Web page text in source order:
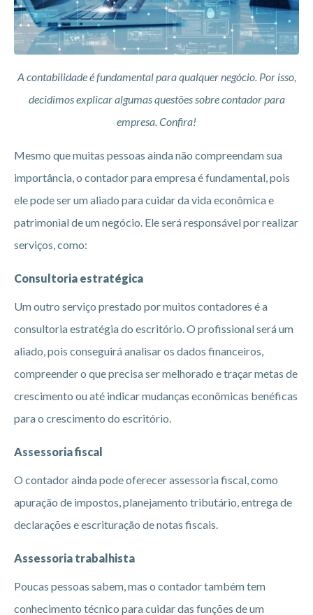
A contabilidade é fundamental para qualquer negócio. Por isso,
decidimos explicar algumas questões sobre contador para
empresa. Confira!
Mesmo que muitas pessoas ainda não compreendam sua
importância, o contador para empresa é fundamental, pois
ele pode ser um aliado para cuidar da vida econômica e
patrimonial de um negócio. Ele será responsável por realizar
serviços, como:
Consultoria estratégica
Um outro serviço prestado por muitos contadores é a
consultoria estratégia do escritório. O profissional será um
aliado, pois conseguirá analisar os dados financeiros,
compreender o que precisa ser melhorado e traçar metas de
crescimento ou até indicar mudanças econômicas benéficas
para o crescimento do escritório.
Assessoria fiscal
O contador ainda pode oferecer assessoria fiscal, como
apuração de impostos, planejamento tributário, entrega de
declarações e escrituração de notas fiscais.
Assessoria trabalhista
Poucas pessoas sabem, mas o contador também tem
conhecimento técnico para cuidar das funções de um